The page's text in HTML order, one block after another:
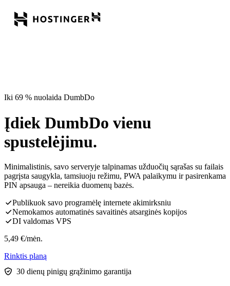
Iki 69 % nuolaida DumbDo
Įdiek DumbDo vienu
spustelėjimu.
Minimalistinis, savo serveryje talpinamas užduočių sąrašas su failais
pagrįsta saugykla, tamsiuoju režimu, PWA palaikymu ir pasirenkama
PIN apsauga – nereikia duomenų bazės.
Publikuok savo programėlę internete akimirksniu
Nemokamos automatinės savaitinės atsarginės kopijos
DI valdomas VPS
5,49 €/mėn.
Rinktis planą
30 dienų pinigų grąžinimo garantija